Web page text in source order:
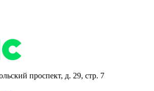
проспект, д. 29, стр. 7